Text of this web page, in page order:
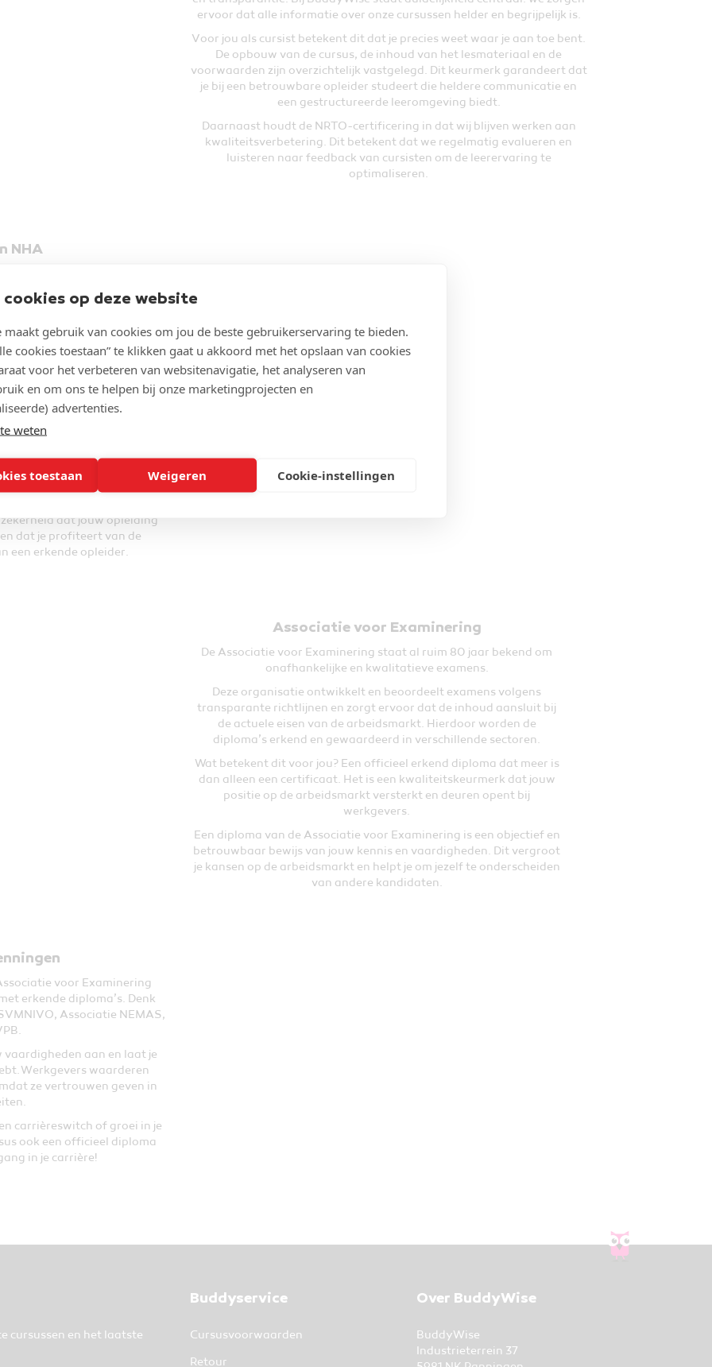
cookies op deze website
maakt gebruik van cookies om jou de beste gebruikerservaring te bieden.
cookies toestaan” te klikken gaat u akkoord met het opslaan van cookies
voor het verbeteren van websitenavigatie, het analyseren van
en om ons te helpen bij onze marketingprojecten en
advertenties.
weten
toestaan Weigeren Cookie-instellingen
ervoor dat alle informatie over onze cursussen helder en begrijpelijk is.
Voor jou als cursist betekent dit dat je precies weet waar je aan toe bent.
De opbouw van de cursus, de inhoud van het lesmateriaal en de
voorwaarden zijn overzichtelijk vastgelegd. Dit keurmerk garandeert dat
je bij een betrouwbare opleider studeert die heldere communicatie en
een gestructureerde leeromgeving biedt.
Daarnaast houdt de NRTO-certificering in dat wij blijven werken aan
kwaliteitsverbetering. Dit betekent dat we regelmatig evalueren en
luisteren naar feedback van cursisten om de leerervaring te
optimaliseren.
NHA
profiteer je bij
Je kunt dus rekenen op
instructies.
van flexibele en
kunnen we jou
aanbieden met de
ervaring in educatie.
dat je altijd toegang hebt
die gericht
te doen aan de kwaliteit.
en aangepast aan
zodat jij altijd met de
de slag kunt.
dat jouw opleiding
dat je profiteert van de
een erkende opleider.
Associatie voor Examinering
De Associatie voor Examinering staat al ruim 80 jaar bekend om
onafhankelijke en kwalitatieve examens.
Deze organisatie ontwikkelt en beoordeelt examens volgens
transparante richtlijnen en zorgt ervoor dat de inhoud aansluit bij
de actuele eisen van de arbeidsmarkt. Hierdoor worden de
diploma’s erkend en gewaardeerd in verschillende sectoren.
Wat betekent dit voor jou? Een officieel erkend diploma dat meer is
dan alleen een certificaat. Het is een kwaliteitskeurmerk dat jouw
positie op de arbeidsmarkt versterkt en deuren opent bij
werkgevers.
Een diploma van de Associatie voor Examinering is een objectief en
betrouwbaar bewijs van jouw kennis en vaardigheden. Dit vergroot
je kansen op de arbeidsmarkt en helpt je om jezelf te onderscheiden
van andere kandidaten.
voor Examinering
erkende diploma’s. Denk
Associatie NEMAS,
vaardigheden aan en laat je
Werkgevers waarderen
ze vertrouwen geven in
carrièreswitch of groei in je
ook een officieel diploma
in je carrière!
cursussen en het laatste
Buddyservice
Cursusvoorwaarden
Retour
Over BuddyWise
BuddyWise
Industrieterrein 37